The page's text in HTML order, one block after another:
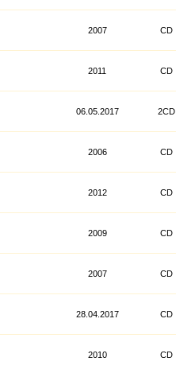
2007 CD
2011 CD
06.05.2017 2CD
2006 CD
2012 CD
2009 CD
2007 CD
28.04.2017 CD
2010 CD